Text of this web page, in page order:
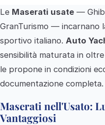
Le Maserati usate —
GranTurismo — incarnano
sportivo italiano. Auto
sensibilità maturata in
le propone in condizioni
documentazione completa.
Maserati nell'Usato:
Vantaggiosi